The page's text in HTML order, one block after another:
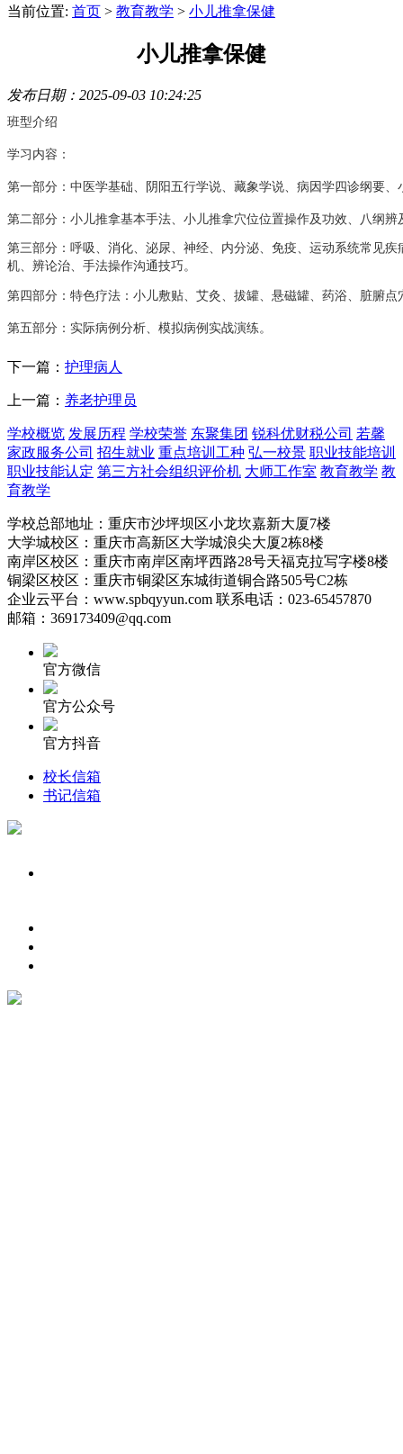
当前位置: 首页 > 教育教学 > 小儿推拿保健
小儿推拿保健
发布日期：2025-09-03 10:24:25
班型介绍
学习内容：
第一部分：中医学基础、阴阳五行学说、藏象学说、病因学四诊纲要
第二部分：小儿推拿基本手法、小儿推拿穴位位置操作及功效、八纲
第三部分：呼吸、消化、泌尿、神经、内分泌、免疫、运动系统常见
机、辨论治、手法操作沟通技巧。
第四部分：特色疗法：小儿敷贴、艾灸、拔罐、悬磁罐、药浴、脏腑点
第五部分：实际病例分析、模拟病例实战演练。
下一篇： 护理病人
上一篇： 养老护理员
学校概览 发展历程 学校荣誉 东聚集团 锐科优财税公司 若馨
家政服务公司 招生就业 重点培训工种 弘一校景 职业技能培训
职业技能认定 第三方社会组织评价机 大师工作室 教育教学 教
育教学
学校总部地址：重庆市沙坪坝区小龙坎嘉新大厦7楼
大学城校区：重庆市高新区大学城浪尖大厦2栋8楼
南岸区校区：重庆市南岸区南坪西路28号天福克拉写字楼8楼
铜梁区校区：重庆市铜梁区东城街道铜合路505号C2栋
企业云平台：www.spbqyyun.com 联系电话：023-65457870
邮箱：369173409@qq.com
官方微信
官方公众号
官方抖音
校长信箱
书记信箱